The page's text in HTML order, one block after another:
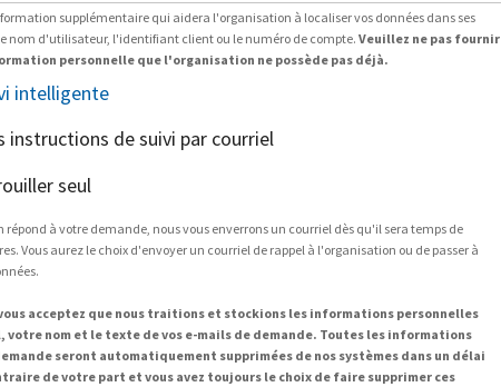
supplémentaire qui aidera l'organisation à localiser vos données dans ses
nom d'utilisateur, l'identifiant client ou le numéro de compte. Veuillez ne pas fournir
personnelle que l'organisation ne possède pas déjà.
intelligente
instructions de suivi par courriel
seul
répond à votre demande, nous vous enverrons un courriel dès qu'il sera temps de
Vous aurez le choix d'envoyer un courriel de rappel à l'organisation ou de passer à
acceptez que nous traitions et stockions les informations personnelles
votre nom et le texte de vos e-mails de demande. Toutes les informations
seront automatiquement supprimées de nos systèmes dans un délai
de votre part et vous avez toujours le choix de faire supprimer ces